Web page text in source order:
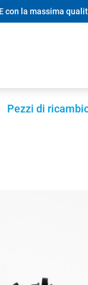
con la massima
Pezzi di